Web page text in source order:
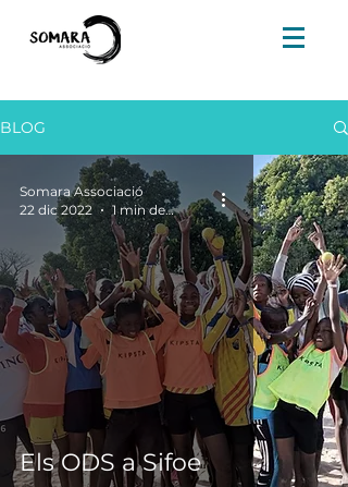
BLOG
Els ODS a Sifoe
Somara Associació
22 dic 2022
1 min de lectura